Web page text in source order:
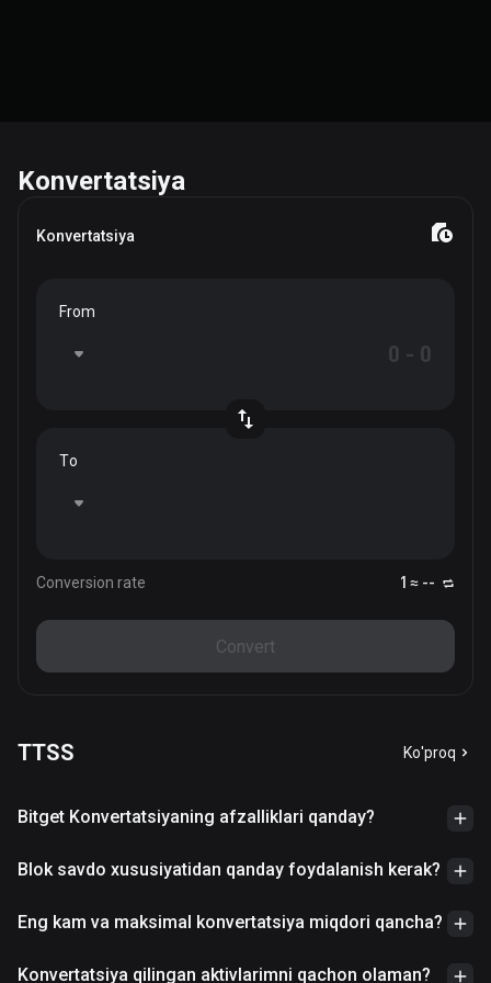
Konvertatsiya
Konvertatsiya
From
To
Conversion rate 1 ≈ --
Convert
TTSS Ko'proq
Bitget Konvertatsiyaning afzalliklari qanday?
Blok savdo xususiyatidan qanday foydalanish kerak?
Eng kam va maksimal konvertatsiya miqdori qancha?
Konvertatsiya qilingan aktivlarimni qachon olaman?